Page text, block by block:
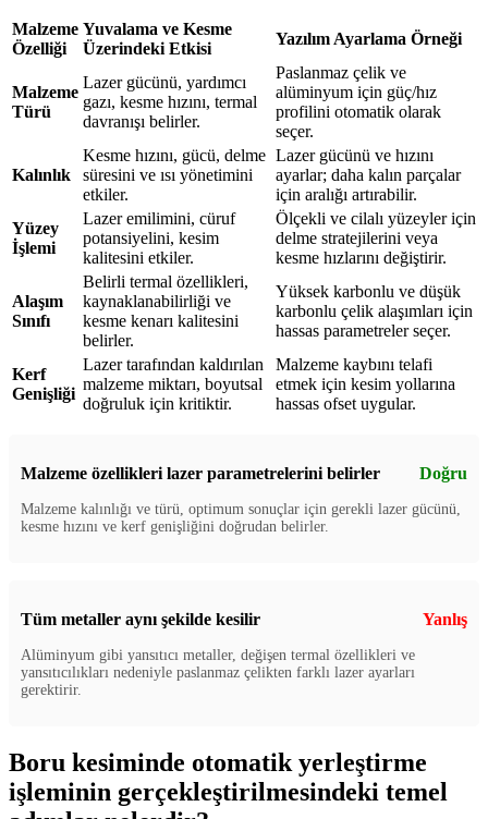
Malzeme
Özelliği
Yuvalama ve Kesme
Üzerindeki Etkisi
Yazılım Ayarlama Örneği
Malzeme
Türü
Lazer gücünü, yardımcı
gazı, kesme hızını, termal
davranışı belirler.
Paslanmaz çelik ve
alüminyum için güç/hız
profilini otomatik olarak
seçer.
Kalınlık
Kesme hızını, gücü, delme
süresini ve ısı yönetimini
etkiler.
Lazer gücünü ve hızını
ayarlar; daha kalın parçalar
için aralığı artırabilir.
Yüzey
İşlemi
Lazer emilimini, cüruf
potansiyelini, kesim
kalitesini etkiler.
Ölçekli ve cilalı yüzeyler için
delme stratejilerini veya
kesme hızlarını değiştirir.
Alaşım
Sınıfı
Belirli termal özellikleri,
kaynaklanabilirliği ve
kesme kenarı kalitesini
belirler.
Yüksek karbonlu ve düşük
karbonlu çelik alaşımları için
hassas parametreler seçer.
Kerf
Genişliği
Lazer tarafından kaldırılan
malzeme miktarı, boyutsal
doğruluk için kritiktir.
Malzeme kaybını telafi
etmek için kesim yollarına
hassas ofset uygular.
Malzeme özellikleri lazer parametrelerini belirler Doğru
Malzeme kalınlığı ve türü, optimum sonuçlar için gerekli lazer gücünü,
kesme hızını ve kerf genişliğini doğrudan belirler.
Tüm metaller aynı şekilde kesilir Yanlış
Alüminyum gibi yansıtıcı metaller, değişen termal özellikleri ve
yansıtıcılıkları nedeniyle paslanmaz çelikten farklı lazer ayarları
gerektirir.
Boru kesiminde otomatik yerleştirme
işleminin gerçekleştirilmesindeki temel